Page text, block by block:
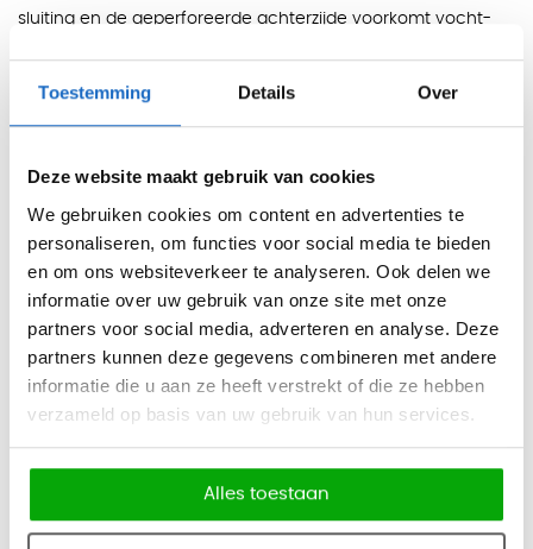
Toestemming Details Over
Deze website maakt gebruik van cookies
We gebruiken cookies om content en advertenties te
personaliseren, om functies voor social media te bieden
en om ons websiteverkeer te analyseren. Ook delen we
informatie over uw gebruik van onze site met onze
partners voor social media, adverteren en analyse. Deze
partners kunnen deze gegevens combineren met andere
informatie die u aan ze heeft verstrekt of die ze hebben
verzameld op basis van uw gebruik van hun services.
Alles toestaan
sluiting en de geperforeerde achterzijde voorkomt vocht-
Ideaal voor onderwijs en gedeelde omgevingen
lockers perfect voor het veilig opbergen van smartphones
tijdens de les.
Kleuren
Lichtgrijs / lichtgrijs (RAL 7035 / 7035), lichtgrijs / blauw (RAL
7035 / 5010), lichtgrijs / rood (RAL 7035 / 3000)
Afmetingen
Hoogte: 180 cm
Breedte: 46 cm